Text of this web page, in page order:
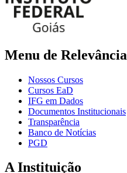
Menu de Relevância
Nossos Cursos
Cursos EaD
IFG em Dados
Documentos Institucionais
Transparência
Banco de Notícias
PGD
A Instituição